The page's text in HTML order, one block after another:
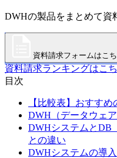
DWHの製品をまとめて資
資料請求フォームはこ
資料請求ランキングはこ
目次
【比較表】おすす
DWH（データウェ
DWHシステムとDB
との違い
DWHシステムの導